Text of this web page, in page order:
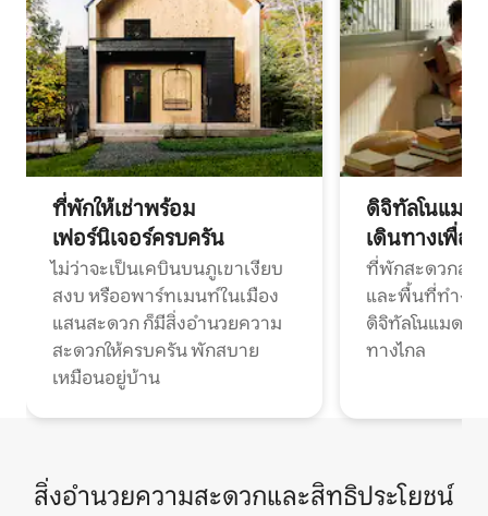
ที่พักให้เช่าพร้อม
เฟอร์นิเจอร์ครบครัน
ไม่ว่าจะเป็นเคบินบนภูเขาเงียบ
สงบ หรืออพาร์ทเมนท์ในเมือง
แสนสะดวก ก็มีสิ่งอำนวยความ
สะดวกให้ครบครัน พักสบาย
เหมือนอยู่บ้าน
ดิจิทัลโนแมด
เดินทางเพื่อ
ที่พักสะดวกสบ
และพื้นที่ทำงา
ดิจิทัลโนแมดแ
ทางไกล
สิ่งอำนวยความสะดวกและสิทธิประโยชน์